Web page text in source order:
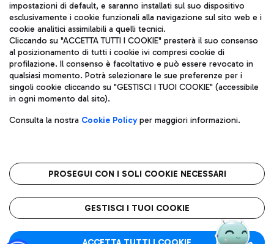
Pizza
Gelateria
Wine Bar & Sparkling
Autobus
Scopri le linee di autobus per raggiungere l'aeroporto
Leonardo Da Vinci.
Raggiungi l’aeroporto senza pensieri con il servizio di taxi a
Ristoranti
Scopri la nostra offerta per una pausa gustosa in aeroporto
Mappa Aeroporto Fiumicino
Aeroporti di Roma S.p.A. - Società soggetta a direzione e
coordinamento di Mundys S.p.A.
Codice fiscale e Registro delle Imprese di Roma 13032990155 P.
IVA 06572251004
Capitale sociale 62.224.743,00 int. vers.
Sede legale: Via Pier Paolo Racchetti 1 - 00054 Fiumicino (RM)
telefono +39 06 65951
Privacy policy
Note legali
Roma FCO
L'aeroporto stellato
impostazioni di default, e saranno installati sul suo dispositivo
esclusivamente i cookie funzionali alla navigazione sul sito web e i
cookie analitici assimilabili a quelli tecnici.
Cliccando su "ACCETTA TUTTI I COOKIE" presterà il suo consenso
al posizionamento di tutti i cookie ivi compresi cookie di
profilazione. Il consenso è facoltativo e può essere revocato in
qualsiasi momento. Potrà selezionare le sue preferenze per i
singoli cookie cliccando su "GESTISCI I TUOI COOKIE" (accessibile
in ogni momento dal sito).
Consulta la nostra Cookie Policyper maggiori informazioni.
PROSEGUI CON I SOLI COOKIE NECESSARI
GESTISCI I TUOI COOKIE